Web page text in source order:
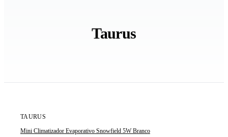
Taurus
TAURUS
Mini Climatizador Evaporativo Snowfield 5W Branco